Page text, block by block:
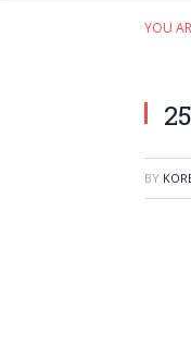
YOU
25
BY